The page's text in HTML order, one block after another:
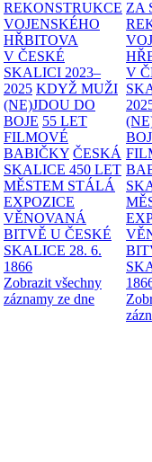
REKONSTRUKCE
VOJENSKÉHO
HŘBITOVA
V ČESKÉ
SKALICI 2023–
2025 KDYŽ MUŽI
(NE)JDOU DO
BOJE 55 LET
FILMOVÉ
BABIČKY ČESKÁ
SKALICE 450 LET
MĚSTEM STÁLÁ
EXPOZICE
VĚNOVANÁ
BITVĚ U ČESKÉ
SKALICE 28. 6.
1866
Zobrazit všechny
záznamy ze dne
ZA
V